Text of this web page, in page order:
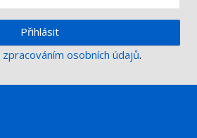
Přihlásit
zpracováním osobních údajů.